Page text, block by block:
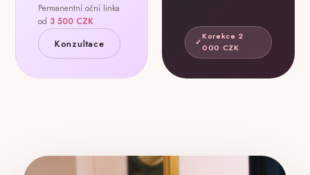
Permanentní oční linka
od 3 500 CZK
Konzultace
Korekce 2
000 CZK